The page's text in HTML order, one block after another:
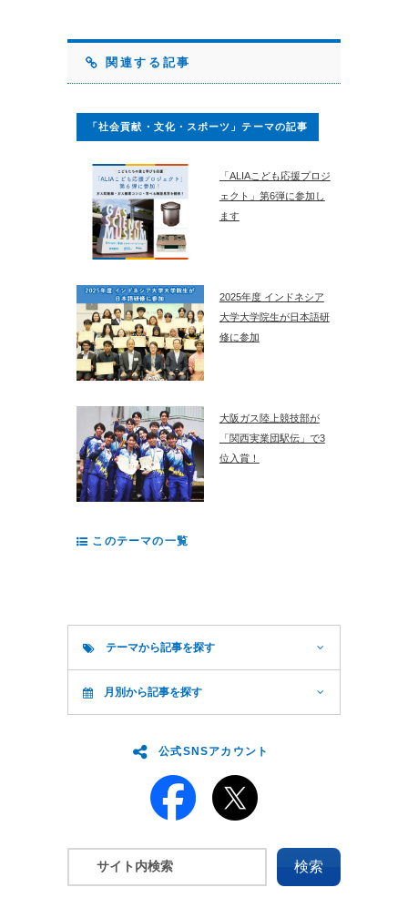
関連する記事
「社会貢献・文化・スポーツ」テーマの記事
「ALIAこども応援プロジ
ェクト」第6弾に参加し
ます
2025年度 インドネシア
大学大学院生が日本語研
修に参加
大阪ガス陸上競技部が
「関西実業団駅伝」で3
位入賞！
このテーマの一覧
テーマから記事を探す
月別から記事を探す
公式SNSアカウント